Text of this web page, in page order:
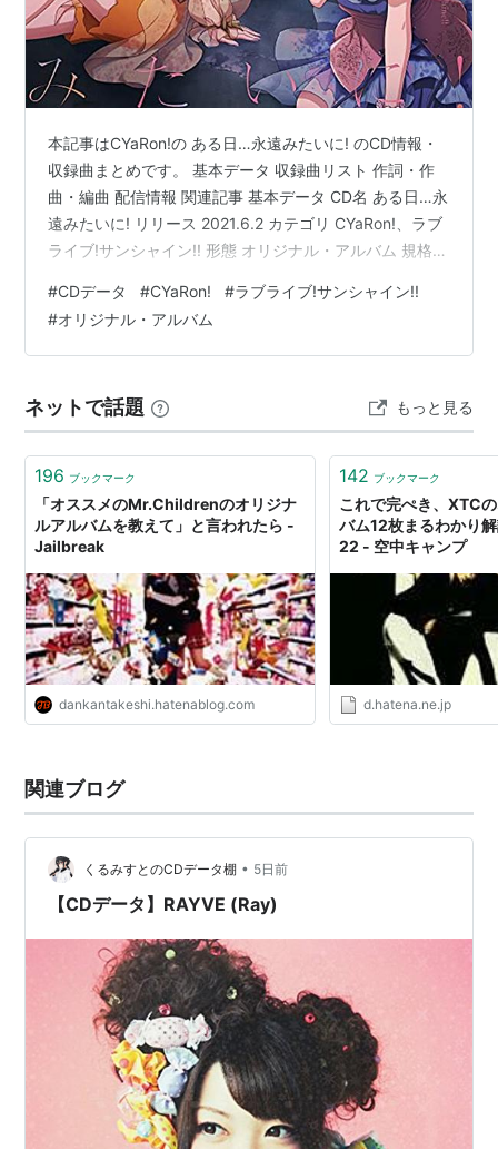
本記事はCYaRon!の ある日…永遠みたいに! のCD情報・
収録曲まとめです。 基本データ 収録曲リスト 作詞・作
曲・編曲 配信情報 関連記事 基本データ CD名 ある日…永
遠みたいに! リリース 2021.6.2 カテゴリ CYaRon!、ラブ
ライブ!サンシャイン!! 形態 オリジナル・アルバム 規格品
録曲リスト 1.ある日…永遠みたいに! 2.Whistle of
Revolution 3.GENKI ZENKAI DAY!DAY!DAY! REMIX 4.元
気全開DAY! DAY! DAY! 5.夜空はなんでも知っ…
#CDデータ #CYaRon! #ラブライブ!サンシャイン!!
#オリジナル・アルバム
ネットで話題 もっと見る
196 ブックマーク
「オススメのMr.Childrenのオリジナ
ルアルバムを教えて」と言われたら -
Jailbreak
dankantakeshi.hatenablog.com
142 ブックマーク
これで完ぺき、XTC
バム12枚まるわかり
22 - 空中キャンプ
d.hatena.ne.jp
関連ブログ
くるみすとのCDデータ棚 • 5日前
【CDデータ】RAYVE (Ray)